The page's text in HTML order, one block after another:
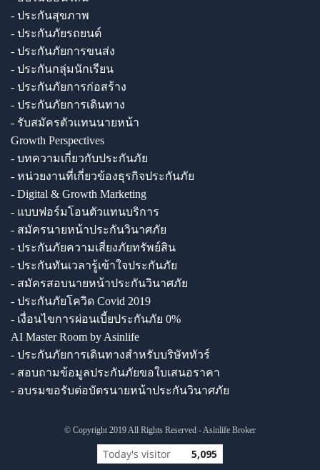
- ประกันสุขภาพ
- ประกันภัยรถยนต์
- ประกันภัยการขนส่ง
- ประกันกลุ่มนักเรียน
- ประกันภัยการก่อสร้าง
- ประกันภัยการเดินทาง
- รับสมัครตัวแทนนายหน้า
Growth Perspectives
- บทความเกี่ยวกับประกันภัย
- หน่วยงานที่เกี่ยวข้องธุรกิจประกันภัย
- Digital & Growth Marketing
- แบบฟอร์มโอนตัวแทนบริการ
- สมัครนายหน้าประกันวินาศภัย
- ประกันภัยความเสี่ยงภัยทรัพย์สิน
- ประกันทันเวลารู้เข้าใจประกันภัย
- สมัครสอบนายหน้าประกันวินาศภัย
- ประกันภัยโควิด Covid 2019
- เงื่อนไขการผ่อนเบี้ยประกันภัย 0%
AI Master Room by Asinlife
- ประกันภัยการเดินทางสำหรับบริษัททัวร์
- สอบถามข้อมูลประกันภัยขอใบเสนอราคา
- อบรมขอรับต่อบัตรนายหน้าประกันวินาศภัย
© Copyright 2019 All Rights Reserved - Asinlife Broker
Today's visitor 5,095